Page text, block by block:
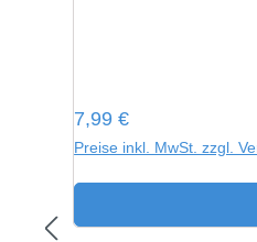
Regulärer Preis:
7,99 €
Preise inkl. MwSt. zzgl.